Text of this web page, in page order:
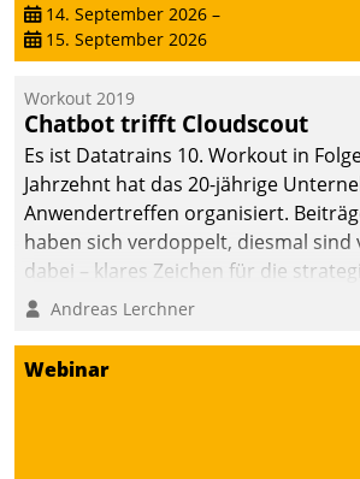
14. September 2026 –
15. September 2026
Workout 2019
Chatbot trifft Cloudscout
Es ist Datatrains 10. Workout in
Jahrzehnt hat das 20-jährige
Anwendertreffen organisiert.
haben sich verdoppelt, diesmal sind
dabei – klares Zeichen für die
Fokussierung auf den Kunden.
Andreas Lerchner
Webinar